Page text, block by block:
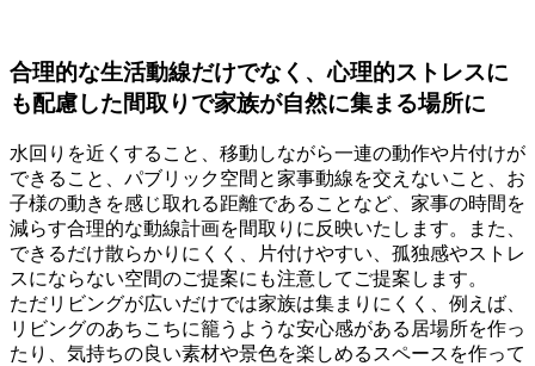
合理的な生活動線だけでなく、心理的ストレスに
も配慮した間取りで家族が自然に集まる場所に
水回りを近くすること、移動しながら一連の動作や片付けが
できること、パブリック空間と家事動線を交えないこと、お
子様の動きを感じ取れる距離であることなど、家事の時間を
減らす合理的な動線計画を間取りに反映いたします。また、
できるだけ散らかりにくく、片付けやすい、孤独感やストレ
スにならない空間のご提案にも注意してご提案します。
ただリビングが広いだけでは家族は集まりにくく、例えば、
リビングのあちこちに籠うような安心感がある居場所を作っ
たり、気持ちの良い素材や景色を楽しめるスペースを作って